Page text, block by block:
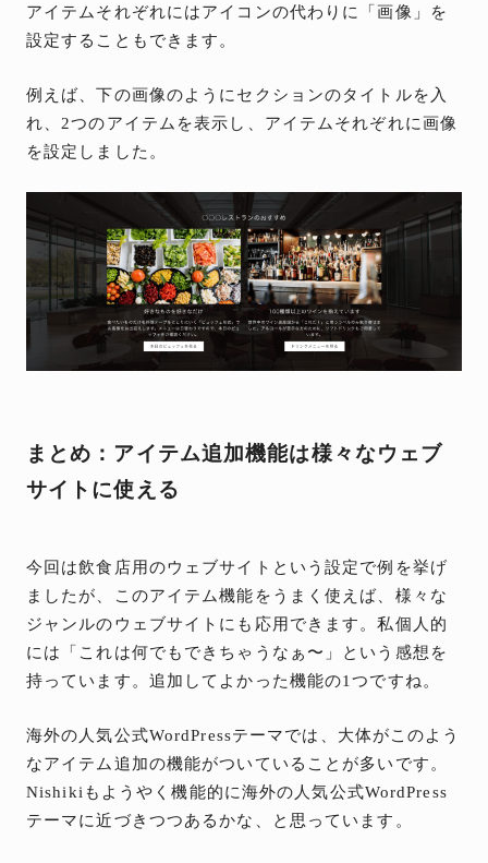
アイテムそれぞれにはアイコンの代わりに「画像」を
設定することもできます。
例えば、下の画像のようにセクションのタイトルを入
れ、2つのアイテムを表示し、アイテムそれぞれに画像
を設定しました。
まとめ：アイテム追加機能は様々なウェブ
サイトに使える
今回は飲食店用のウェブサイトという設定で例を挙げ
ましたが、このアイテム機能をうまく使えば、様々な
ジャンルのウェブサイトにも応用できます。私個人的
には「これは何でもできちゃうなぁ〜」という感想を
持っています。追加してよかった機能の1つですね。
海外の人気公式WordPressテーマでは、大体がこのよう
なアイテム追加の機能がついていることが多いです。
Nishikiもようやく機能的に海外の人気公式WordPress
テーマに近づきつつあるかな、と思っています。